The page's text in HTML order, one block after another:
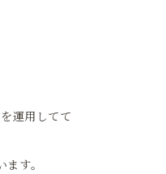
運用してて
す。